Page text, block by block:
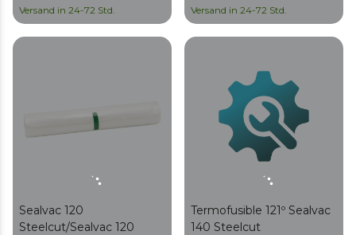
Versand in 24-72 Std. Versand in 24-72 Std.
Sealvac 120
Steelcut/Sealvac 120
Termofusible 121º Sealvac
140 Steelcut